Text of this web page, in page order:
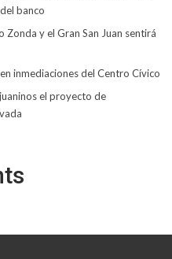
banco
y el Gran San Juan sentirá
inmediaciones del Centro Cívico
el proyecto de